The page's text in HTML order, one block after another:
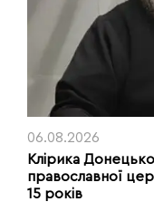
06.08.2026
Клірика
православної
15 років